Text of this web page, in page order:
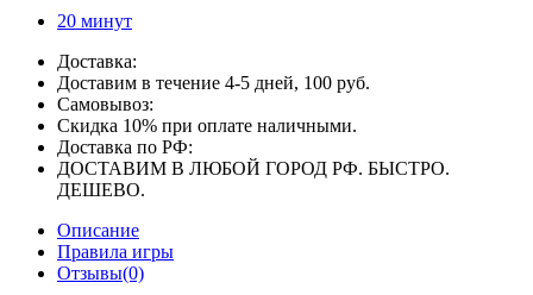
20 минут
Доставка:
Доставим в течение 4-5 дней, 100 руб.
Самовывоз:
Скидка 10% при оплате наличными.
Доставка по РФ:
ДОСТАВИМ В ЛЮБОЙ ГОРОД РФ. БЫСТРО.
ДЕШЕВО.
Описание
Правила игры
Отзывы(0)